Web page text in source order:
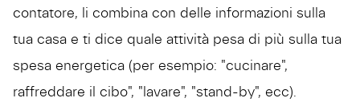
contatore, li combina con delle informazioni sulla
tua casa e ti dice quale attività pesa di più sulla tua
spesa energetica (per esempio: "cucinare",
raffreddare il cibo", "lavare", "stand-by", ecc).